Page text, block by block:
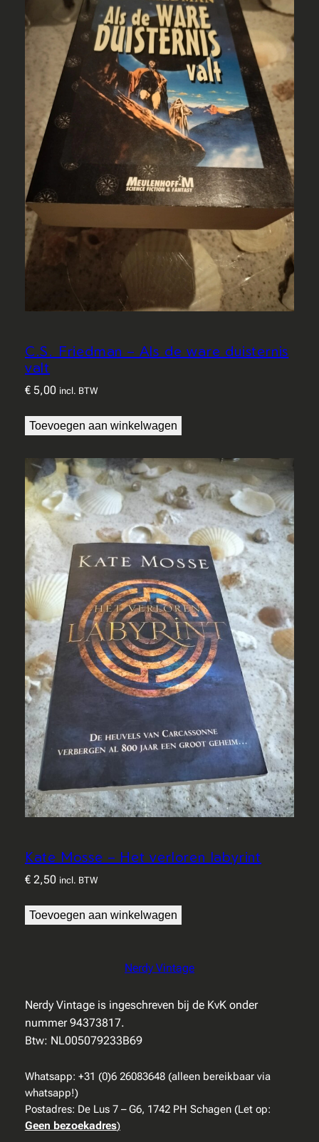
C.S. Friedman – Als de ware duisternis
valt
€5,00 incl. BTW
Toevoegen aan winkelwagen
Kate Mosse – Het verloren labyrint
€2,50 incl. BTW
Toevoegen aan winkelwagen
Nerdy Vintage
Nerdy Vintage is ingeschreven bij de KvK onder
nummer 94373817.
Btw: NL005079233B69
Whatsapp: +31 (0)6 26083648 (alleen bereikbaar via
whatsapp!)
Postadres: De Lus 7 – G6, 1742 PH Schagen (Let op:
Geen bezoekadres)